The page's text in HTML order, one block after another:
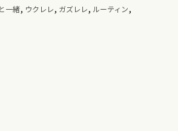
一緒, ウクレレ, ガズレレ, ルーティン,